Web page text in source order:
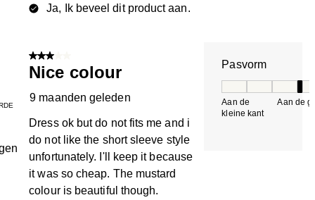
Ja, Ik beveel dit product aan.
3 van 5 sterren.
Nice colour
9 maanden geleden
Dress ok but do not fits me and i
do not like the short sleeve style
unfortunately. I'll keep it because
it was so cheap. The mustard
colour is beautiful though.
Pasvorm
Aan de
kleine kant
Aan de